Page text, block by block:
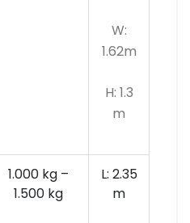
W:
1.62m
H: 1.3
m
1.000 kg –
1.500 kg
L: 2.35
m